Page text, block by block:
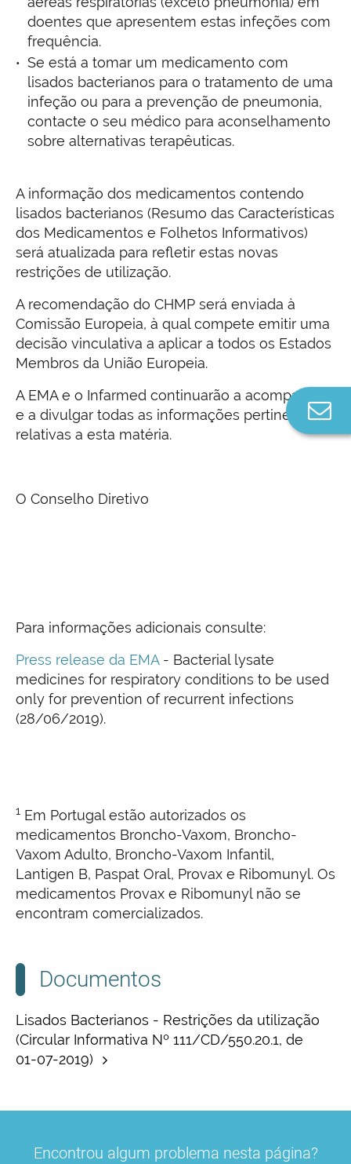
doentes que apresentem estas infeções com
frequência.
Se está a tomar um medicamento com
lisados bacterianos para o tratamento de uma
infeção ou para a prevenção de pneumonia,
contacte o seu médico para aconselhamento
sobre alternativas terapêuticas.
A informação dos medicamentos contendo
lisados bacterianos (Resumo das Características
dos Medicamentos e Folhetos Informativos)
será atualizada para refletir estas novas
restrições de utilização.
A recomendação do CHMP será enviada à
Comissão Europeia, à qual compete emitir uma
decisão vinculativa a aplicar a todos os Estados
Membros da União Europeia.
A EMA e o Infarmed continuarão a acompanhar
e a divulgar todas as informações pertinentes
relativas a esta matéria.
O Conselho Diretivo
Para informações adicionais consulte:
Press release da EMA- Bacterial lysate
medicines for respiratory conditions to be used
only for prevention of recurrent infections
(28/06/2019).
1 Em Portugal estão autorizados os
medicamentos Broncho-Vaxom, Broncho-
Vaxom Adulto, Broncho-Vaxom Infantil,
Lantigen B, Paspat Oral, Provax e Ribomunyl. Os
medicamentos Provax e Ribomunyl não se
encontram comercializados.
Documentos
Lisados Bacterianos - Restrições da utilização
(Circular Informativa Nº 111/CD/550.20.1, de
01-07-2019)
Encontrou algum problema nesta página?